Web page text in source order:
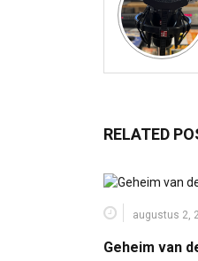
RELATED
augustus 2,
Geheim van